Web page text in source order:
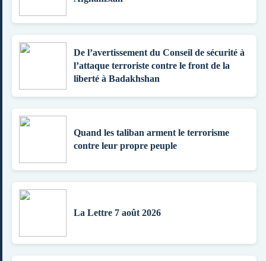
De l’avertissement du Conseil de sécurité à
l’attaque terroriste contre le front de la
liberté à Badakhshan
Quand les taliban arment le terrorisme
contre leur propre peuple
La Lettre 7 août 2026